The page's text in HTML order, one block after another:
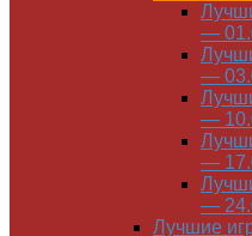
—
—
—
—
—
Лучшие